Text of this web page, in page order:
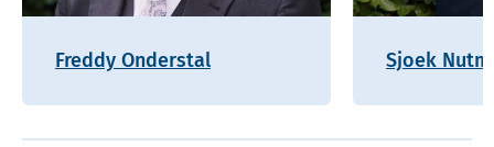
Freddy Onderstal Sjoek